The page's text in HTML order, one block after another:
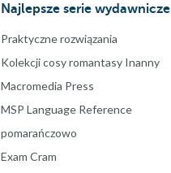
Najlepsze serie wydawnicze
Praktyczne rozwiązania
Kolekcji cosy romantasy Inanny
Macromedia Press
MSP Language Reference
pomarańczowo
Exam Cram